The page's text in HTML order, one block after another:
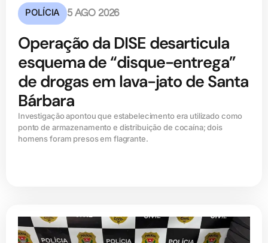
POLÍCIA 5 AGO 2026
Operação da DISE desarticula
esquema de “disque-entrega”
de drogas em lava-jato de Santa
Bárbara
Investigação apontou que estabelecimento era utilizado como
ponto de armazenamento e distribuição de cocaína; dois
homens foram presos em flagrante.